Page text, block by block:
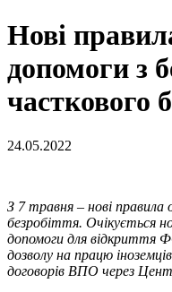
Нові
допомоги з
часткового
24.05.2022
З 7 травня – нові
безробіття. Очікується
допомоги для відкриття
дозволу на працю
договорів ВПО через